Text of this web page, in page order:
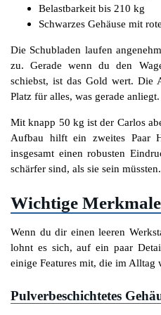
Belastbarkeit bis 210 kg
Schwarzes Gehäuse mit
Die Schubladen laufen
zu. Gerade wenn du den
schiebst, ist das Gold wert. Die
Platz für alles, was gerade anliegt.
Mit knapp 50 kg ist der Carlos
Aufbau hilft ein zweites Paar
insgesamt einen robusten
schärfer sind, als sie sein müssten.
Wichtige Merkmale
Wenn du dir einen leeren
lohnt es sich, auf ein paar
einige Features mit, die im Alltag
Pulverbeschichtetes